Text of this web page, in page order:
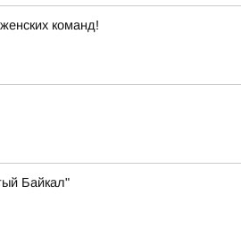
команд!
Байкал"